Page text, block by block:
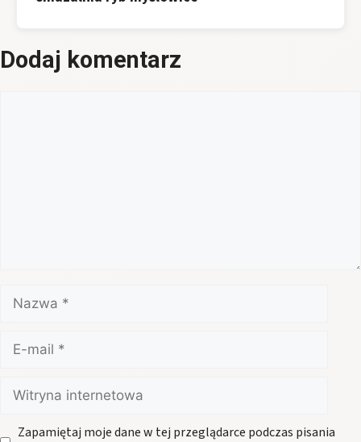
Dodaj komentarz
Nazwa
mail
Witryna
internetowa
Zapamiętaj moje dane w tej przeglądarce podczas pisania